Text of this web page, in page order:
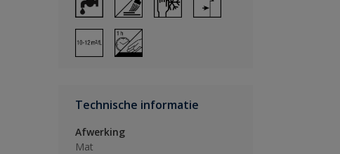
Technische informatie
Afwerking
Mat